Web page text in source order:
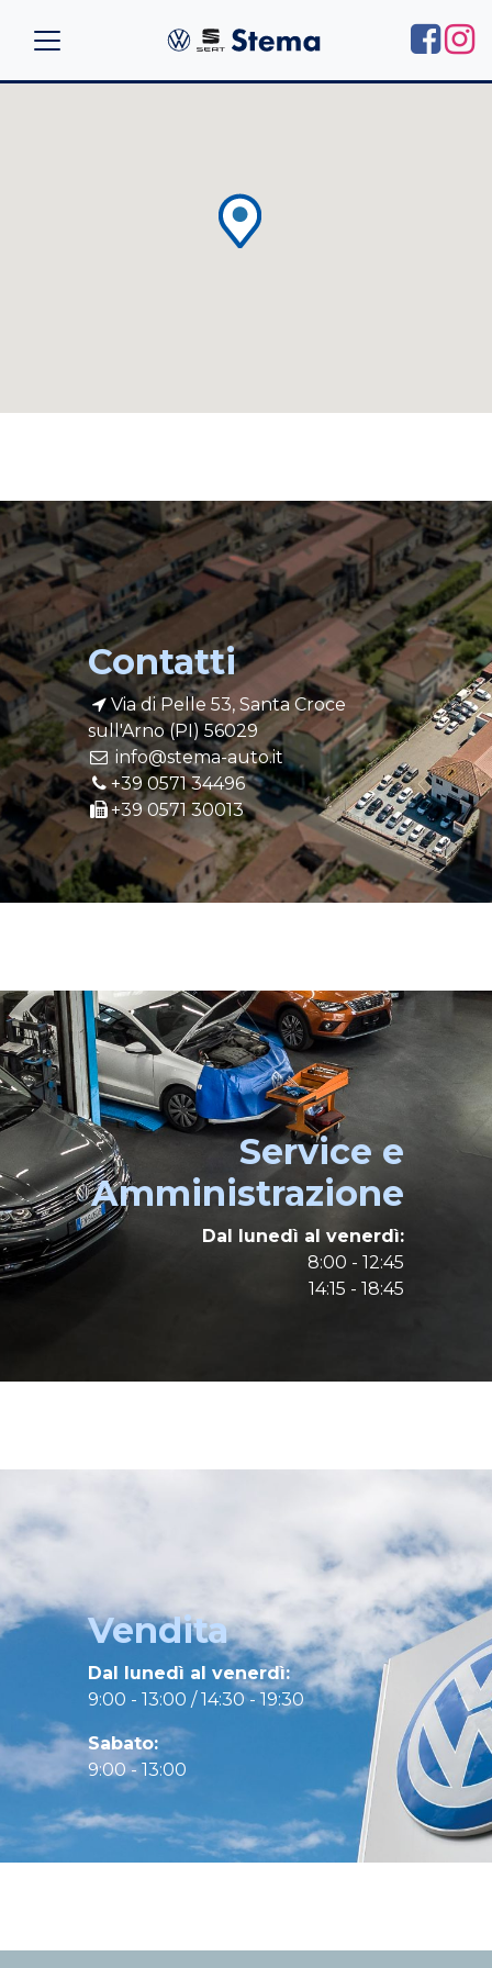
Contatti Stema
Volkswagen e Seat
Contatti
Via di Pelle 53, Santa Croce
sull'Arno (PI) 56029
info@stema-auto.it
+39 0571 34496
+39 0571 30013
Service e
Amministrazione
Dal lunedì al venerdì:
8:00 - 12:45
14:15 - 18:45
Vendita
Dal lunedì al venerdì:
9:00 - 13:00 / 14:30 - 19:30
Sabato:
9:00 - 13:00